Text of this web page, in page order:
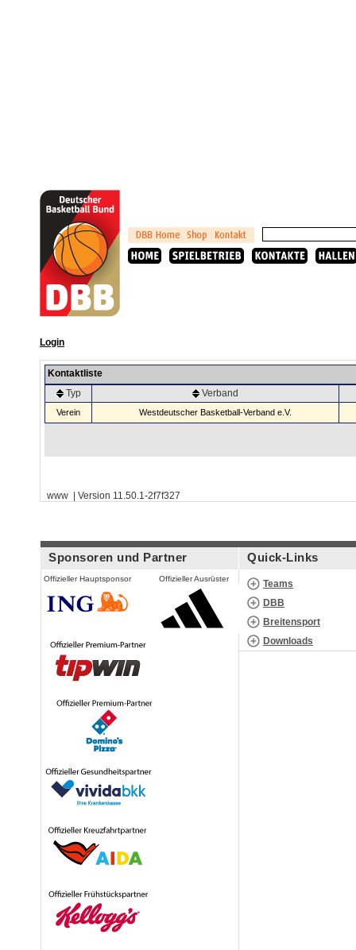
Login
Kontaktliste
Typ
Verband
Verein Westdeutscher Basketball-Verband e.V.
www | Version 11.50.1-2f7f327
Sponsoren und Partner
Offizieller Hauptsponsor Offizieller Ausrüster
Quick-Links
Teams
DBB
Breitensport
Downloads